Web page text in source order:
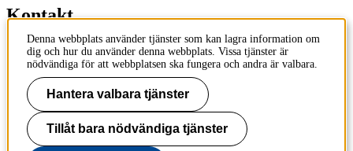
Kontakt
Kontakta utbildningsprogram
Kontakta kurs
IT-support
KTH Entré
KTH
100 44 Stockholm
Denna webbplats använder tjänster som kan lagra information om
dig och hur du använder denna webbplats. Vissa tjänster är
nödvändiga för att webbplatsen ska fungera och andra är valbara.
Hantera valbara tjänster
Tillåt bara nödvändiga tjänster